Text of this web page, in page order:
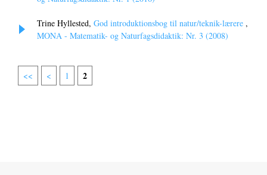
Trine Hyllested, God introduktionsbog til natur/teknik-lærere ,
MONA - Matematik- og Naturfagsdidaktik: Nr. 3 (2008)
<< < 1 2